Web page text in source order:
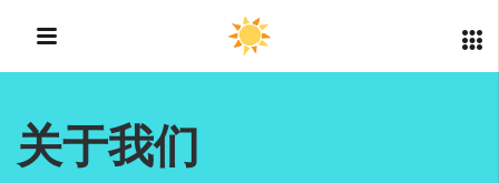
关于我们